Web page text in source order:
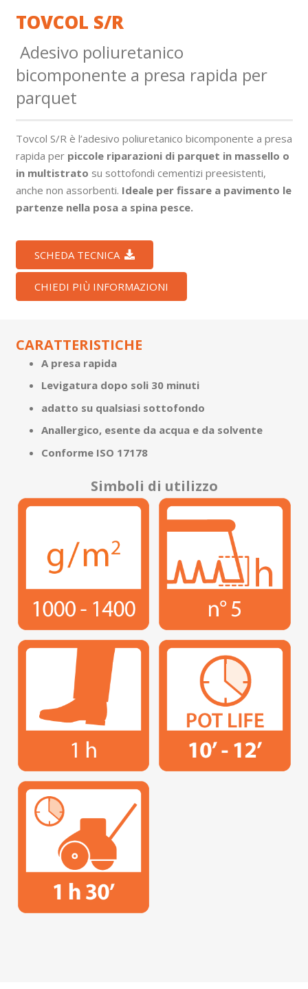
TOVCOL S/R
Adesivo poliuretanico
bicomponente a presa rapida per
parquet
Tovcol S/R è l’adesivo poliuretanico bicomponente a presa
rapida per piccole riparazioni di parquet in massello o
in multistrato su sottofondi cementizi preesistenti,
anche non assorbenti. Ideale per fissare a pavimento le
partenze nella posa a spina pesce.
SCHEDA TECNICA
CHIEDI PIÙ INFORMAZIONI
CARATTERISTICHE
A presa rapida
Levigatura dopo soli 30 minuti
adatto su qualsiasi sottofondo
Anallergico, esente da acqua e da solvente
Conforme ISO 17178
Simboli di utilizzo